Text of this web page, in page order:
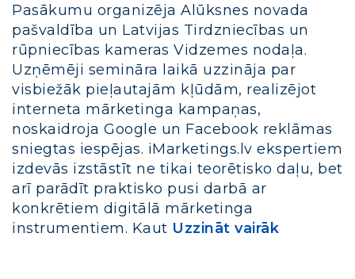
Pasākumu organizēja Alūksnes novada
pašvaldība un Latvijas Tirdzniecības un
rūpniecības kameras Vidzemes nodaļa.
Uzņēmēji semināra laikā uzzināja par
visbiežāk pieļautajām kļūdām, realizējot
interneta mārketinga kampaņas,
noskaidroja Google un Facebook reklāmas
sniegtas iespējas. iMarketings.lv ekspertiem
izdevās izstāstīt ne tikai teorētisko daļu, bet
arī parādīt praktisko pusi darbā ar
konkrētiem digitālā mārketinga
instrumentiem. Kaut Uzzināt vairāk